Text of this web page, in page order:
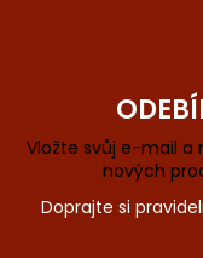
Vložte svůj e-mail
nových